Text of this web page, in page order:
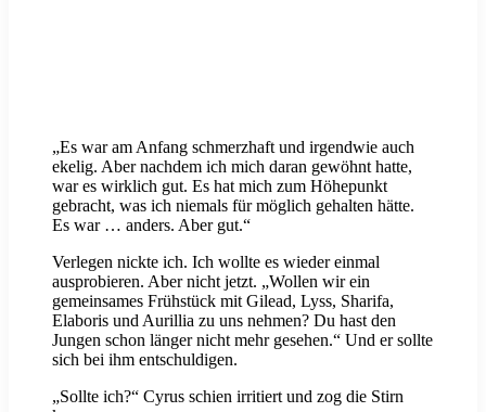
„Es war am Anfang schmerzhaft und irgendwie auch
ekelig. Aber nachdem ich mich daran gewöhnt hatte,
war es wirklich gut. Es hat mich zum Höhepunkt
gebracht, was ich niemals für möglich gehalten hätte.
Es war … anders. Aber gut.“
Verlegen nickte ich. Ich wollte es wieder einmal
ausprobieren. Aber nicht jetzt. „Wollen wir ein
gemeinsames Frühstück mit Gilead, Lyss, Sharifa,
Elaboris und Aurillia zu uns nehmen? Du hast den
Jungen schon länger nicht mehr gesehen.“ Und er sollte
sich bei ihm entschuldigen.
„Sollte ich?“ Cyrus schien irritiert und zog die Stirn